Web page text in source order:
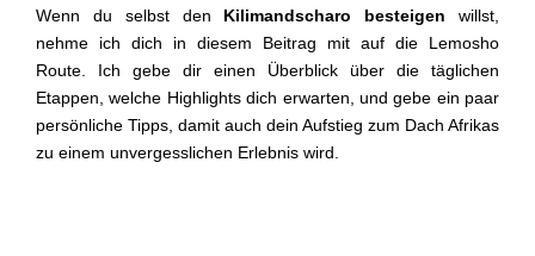
Wenn du selbst den
Kilimandscharo besteigen
willst,
nehme ich dich in diesem Beitrag mit auf die Lemosho
Route. Ich gebe dir einen Überblick über die täglichen
Etappen, welche Highlights dich erwarten, und gebe ein paar
persönliche Tipps, damit auch dein Aufstieg zum Dach Afrikas
zu einem unvergesslichen Erlebnis wird.